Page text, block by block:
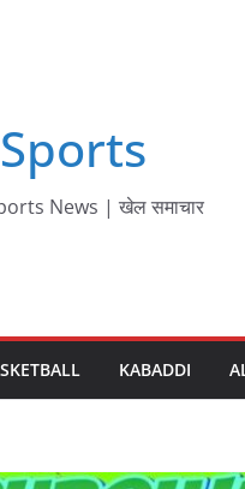
News | खेल समाचार
KABADDI